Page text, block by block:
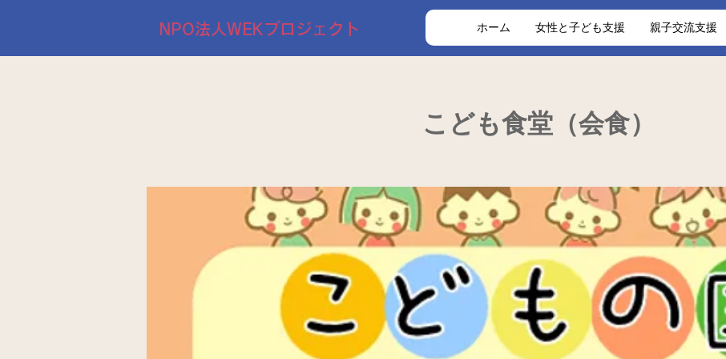
NPO法人WEKプロジェクト ホーム 女性と子ども支援 親子交流支援
こども食堂（会食）